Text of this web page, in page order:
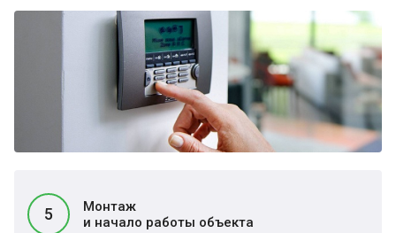
5
Монтаж
и начало работы объекта